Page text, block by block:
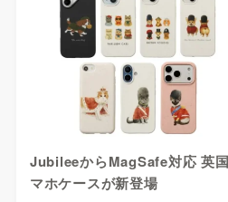
JubileeからMagSafe対応 英
マホケースが新登場